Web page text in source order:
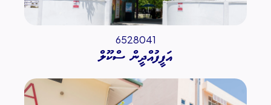
6528041
އަފީފުއްދީން ސްކޫލް